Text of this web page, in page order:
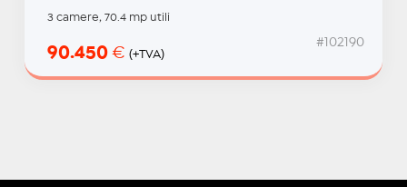
3 camere, 70.4 mp utili
90.450 € (+TVA)
#102190